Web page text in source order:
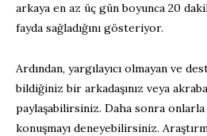
arkaya en az üç gün boyunca 20
fayda sağladığını gösteriyor.
Ardından, yargılayıcı olmayan ve
bildiğiniz bir arkadaşınız veya
paylaşabilirsiniz. Daha sonra onlarla
konuşmayı deneyebilirsiniz.